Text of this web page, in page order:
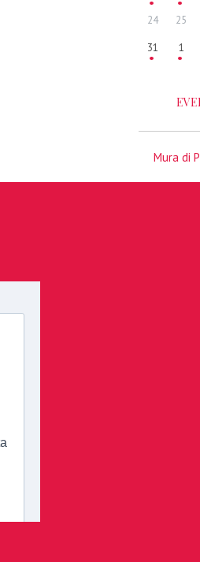
24 25
31 1
Mura di